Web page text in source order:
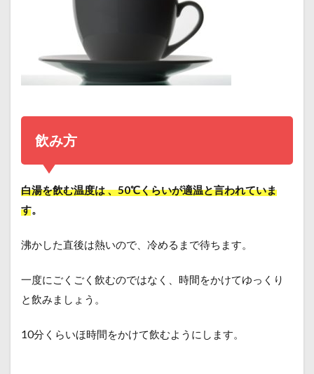
飲み方
白湯を飲む温度は 、50℃くらいが適温と言われていま
す。
沸かした直後は熱いので、冷めるまで待ちます。
一度にごくごく飲むのではなく、時間をかけてゆっくり
と飲みましょう。
10分くらいほ時間をかけて飲むようにします。